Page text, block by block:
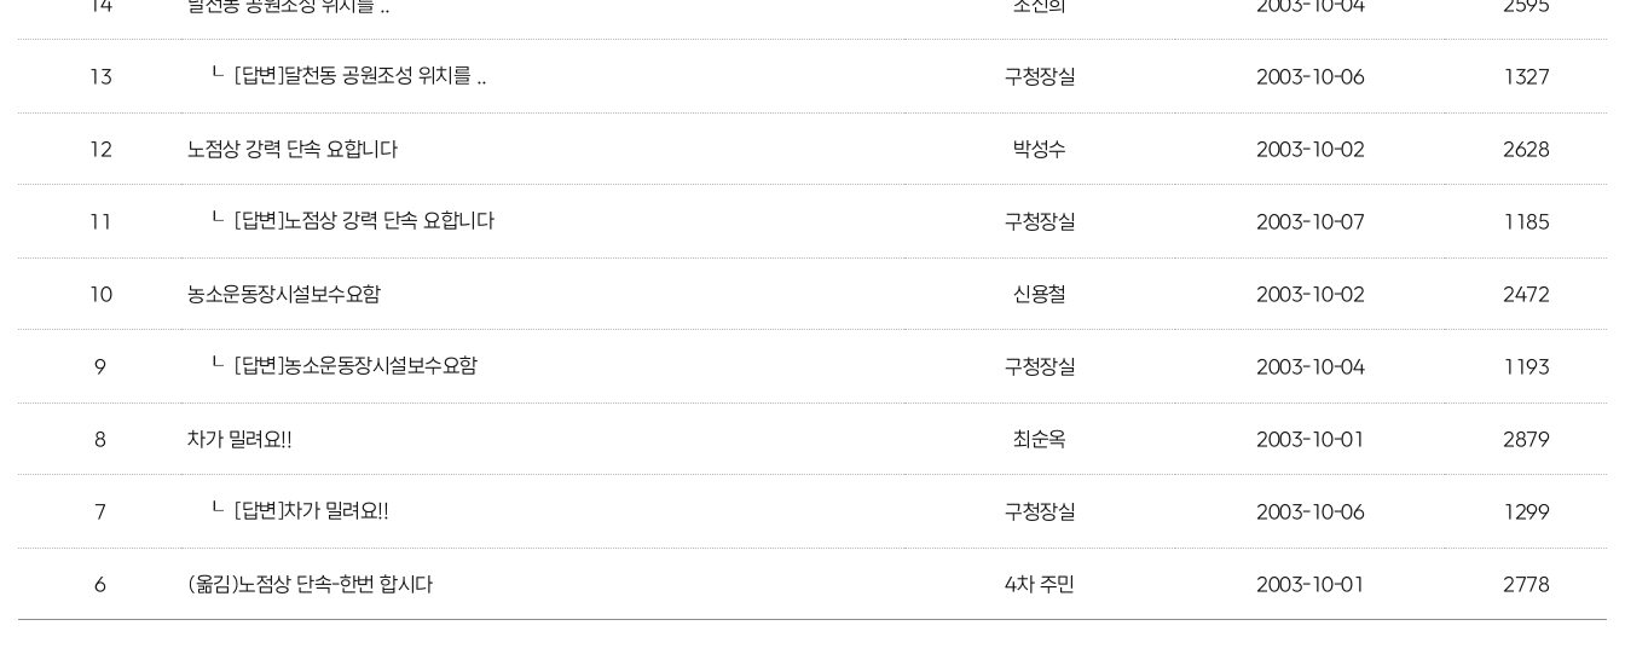
13 ┖ [답변]달천동 공원조성 위치를 .. 구청장실 2003-10-06 1327
12 노점상 강력 단속 요합니다 박성수 2003-10-02 2628
11 ┖ [답변]노점상 강력 단속 요합니다 구청장실 2003-10-07 1185
10 농소운동장시설보수요함 신용철 2003-10-02 2472
9 ┖ [답변]농소운동장시설보수요함 구청장실 2003-10-04 1193
8 차가 밀려요!! 최순옥 2003-10-01 2879
7 ┖ [답변]차가 밀려요!! 구청장실 2003-10-06 1299
6 (옮김)노점상 단속-한번 합시다 4차 주민 2003-10-01 2778